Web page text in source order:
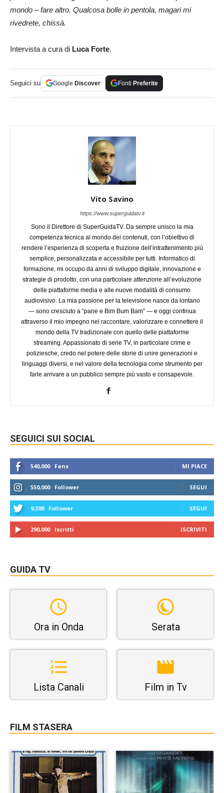
mondo – fare altro. Qualcosa bolle in pentola, magari mi
rivedrete, chissà.
Intervista a cura di Luca Forte.
Seguici su Google Discover Fonti Preferite
Vito Savino
https://www.superguidatv.it
Sono il Direttore di SuperGuidaTV. Da sempre unisco la mia
competenza tecnica al mondo dei contenuti, con l’obiettivo di
rendere l’esperienza di scoperta e fruizione dell’intrattenimento più
semplice, personalizzata e accessibile per tutti. Informatico di
formazione, mi occupo da anni di sviluppo digitale, innovazione e
strategie di prodotto, con una particolare attenzione all’evoluzione
delle piattaforme media e alle nuove modalità di consumo
audiovisivo. La mia passione per la televisione nasce da lontano
— sono cresciuto a “pane e Bim Bum Bam” — e oggi continua
attraverso il mio impegno nel raccontare, valorizzare e connettere il
mondo della TV tradizionale con quello delle piattaforme
streaming. Appassionato di serie TV, in particolare crime e
poliziesche, credo nel potere delle storie di unire generazioni e
linguaggi diversi, e nel valore della tecnologia come strumento per
farle arrivare a un pubblico sempre più vasto e consapevole.
SEGUICI SUI SOCIAL
540,000 Fans MI PIACE
550,000 Follower SEGUI
9,300 Follower SEGUI
290,000 Iscritti ISCRIVITI
GUIDA TV
Ora in Onda Serata
Lista Canali Film in Tv
FILM STASERA